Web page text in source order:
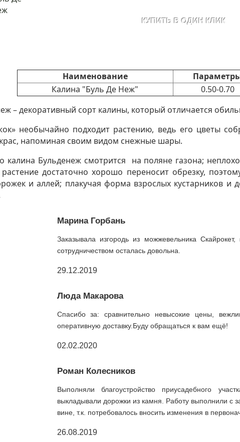
Наименование
Калина "Буль Де Неж"
0.50-0.70
– декоративный сорт калины, который отличается
необычайно подходит растению, ведь его цветы
напоминая своим видом снежные шары.
калина Бульденеж смотрится на поляне газона;
достаточно хорошо переносит обрезку,
и аллей; плакучая форма взрослых кустарников и
Марина Горбань
Заказывала изгородь из можжевельника
сотрудничеством осталась довольна.
29.12.2019
Люда Макарова
Спасибо за: сравнительно невысокие цены,
оперативную доставку.Буду обращаться к вам ещё!
02.02.2020
Роман Колесников
Выполняли благоустройство приусадебного
выкладывали дорожки из камня. Работу выполнили с
вине, т.к. потребовалось вносить изменения в
26.08.2019